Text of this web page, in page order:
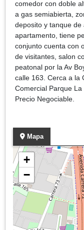
comedor con doble
a gas semiabierta,
deposito y tanque
apartamento, tiene
conjunto cuenta con
de visitantes, salon
peatonal por la Av
calle 163. Cerca a la
Comercial Parque La
Precio Negociable.
Mapa
+
−